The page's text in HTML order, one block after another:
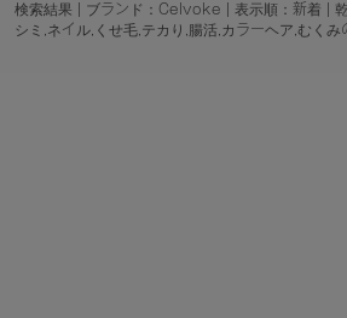
検索結果 | ブランド：Celvoke | 表示順：新着 |
シミ,ネイル,くせ毛,テカり,腸活,カラーヘア,むく